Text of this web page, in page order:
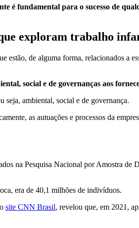
é fundamental para o sucesso de
exploram trabalho
estão, de alguma forma, relacionados a
social e de governanças aos
seja, ambiental, social e de governança.
as autuações e processos da
na Pesquisa Nacional por Amostra
era de 40,1 milhões de indivíduos.
site CNN Brasil, revelou que, em 2021,